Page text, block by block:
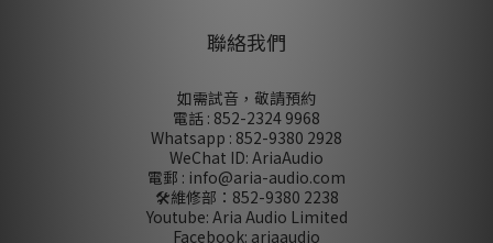
聯絡我們
如需試音，敬請預約
電話 : 852-2324 9968
Whatsapp : 852-9380 2928
WeChat ID: AriaAudio
電郵 : info@aria-audio.com
🛠️維修部： 852-9380 2238
Youtube: Aria Audio Limited
Facebook: ariaaudio